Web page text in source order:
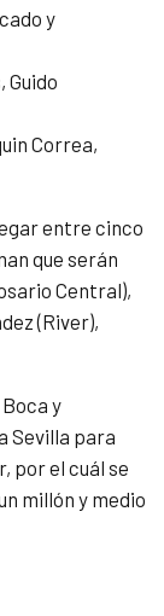
y
Guido
Correa,
entre cinco
que serán
Central),
(River),
y
Sevilla para
por el cuál se
millón y medio